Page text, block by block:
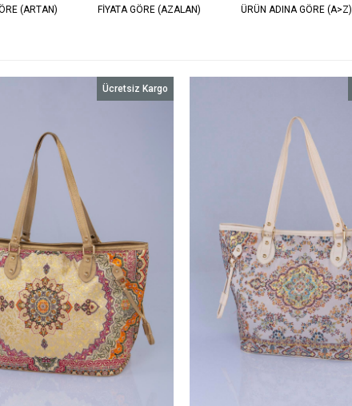
(ARTAN) FIYATA GÖRE (AZALAN) ÜRÜN ADINA GÖRE (A>Z)
Ücretsiz Kargo